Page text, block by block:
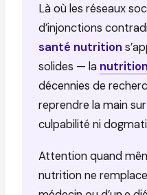
Là où les réseaux
d’injonctions
santé nutrition
solides — la nutrition
décennies de
reprendre la main
culpabilité ni
Attention quand
nutrition ne remplace